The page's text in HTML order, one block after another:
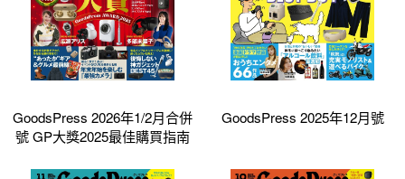
GoodsPress 2026年1/2月合併
號 GP大獎2025最佳購買指南
GoodsPress 2025年12月號